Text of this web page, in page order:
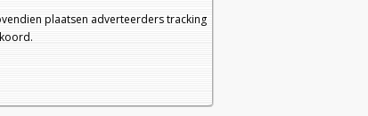
plaatsen adverteerders tracking
a
a
Nieuwsbrief